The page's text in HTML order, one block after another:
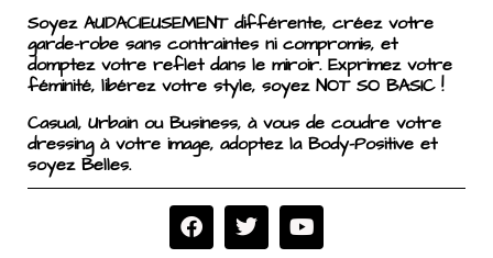
Soyez AUDACIEUSEMENT différente, créez votre
garde-robe sans contraintes ni compromis, et
domptez votre reflet dans le miroir. Exprimez votre
féminité, libérez votre style, soyez NOT SO BASIC !
Casual, Urbain ou Business, à vous de coudre votre
dressing à votre image, adoptez la Body-Positive et
soyez Belles.